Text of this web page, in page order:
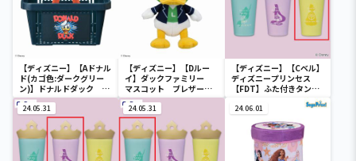
【ディズニー】【Aドナル
ド(カゴ色:ダークグリー
ン)】ドナルドダック ミ
ニメッシュカゴ
【ディズニー】【Dルー
イ】ダックファミリー
マスコット ブレザーコ
スチューム
【ディズニー】【Cベル】
ディズニープリンセス
【FDT】ふた付きタンブ
24.05.31 24.05.31 24.06.01